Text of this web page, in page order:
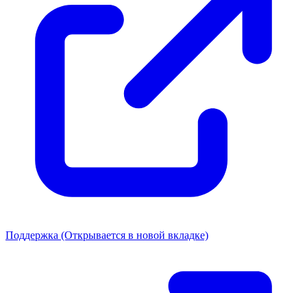
Поддержка (Открывается в новой вкладке)